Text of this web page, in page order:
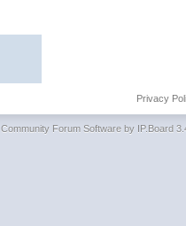
Privacy
Community Forum Software by IP.Board